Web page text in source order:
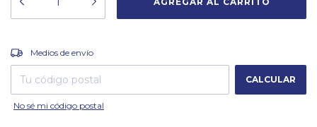
Entregas para el CP:
Medios de envío
CALCULAR
No sé mi código postal